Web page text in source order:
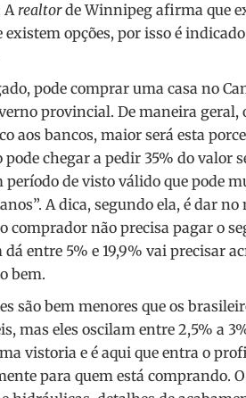
Arealtorde Winnipeg afirma que
opções, por isso é
pode comprar uma casa no
provincial. De maneira
aos bancos, maior será esta
chegar a pedir 35% do valor
de visto válido que pode
A dica, segundo ela, é dar
comprador não precisa pagar o
entre 5% e 19,9% vai precisar
bem.
são bem menores que os
mas eles oscilam entre 2,5% a
vistoria e é aqui que entra o
para quem está comprando.